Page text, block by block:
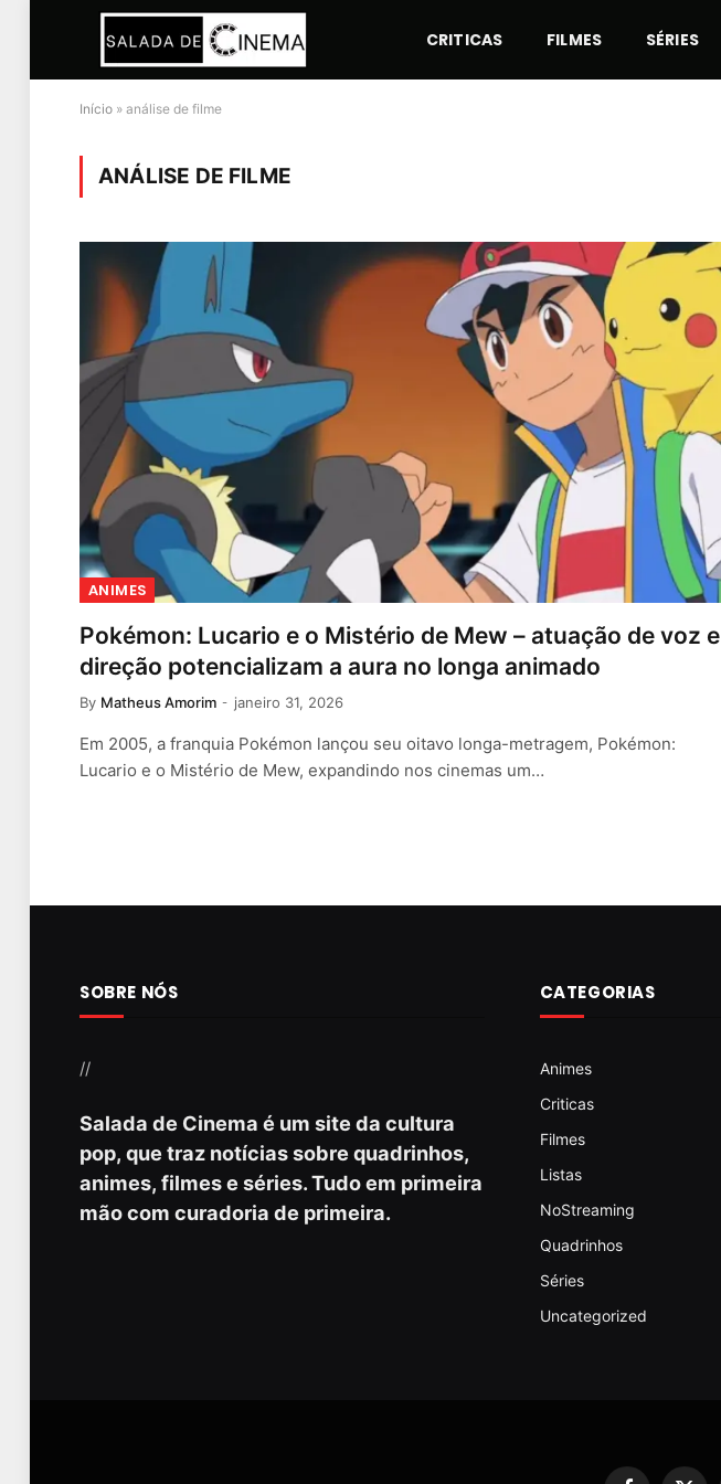
CRITICAS FILMES SÉRIES
Início » análise de filme
ANÁLISE DE FILME
ANIMES
Pokémon: Lucario e o Mistério de Mew – atuação de voz e
direção potencializam a aura no longa animado
By Matheus Amorim janeiro 31, 2026
Em 2005, a franquia Pokémon lançou seu oitavo longa-metragem, Pokémon:
Lucario e o Mistério de Mew, expandindo nos cinemas um…
SOBRE NÓS
//
Salada de Cinema é um site da cultura
pop, que traz notícias sobre quadrinhos,
animes, filmes e séries. Tudo em primeira
mão com curadoria de primeira.
CATEGORIAS
Animes
Criticas
Filmes
Listas
NoStreaming
Quadrinhos
Séries
Uncategorized